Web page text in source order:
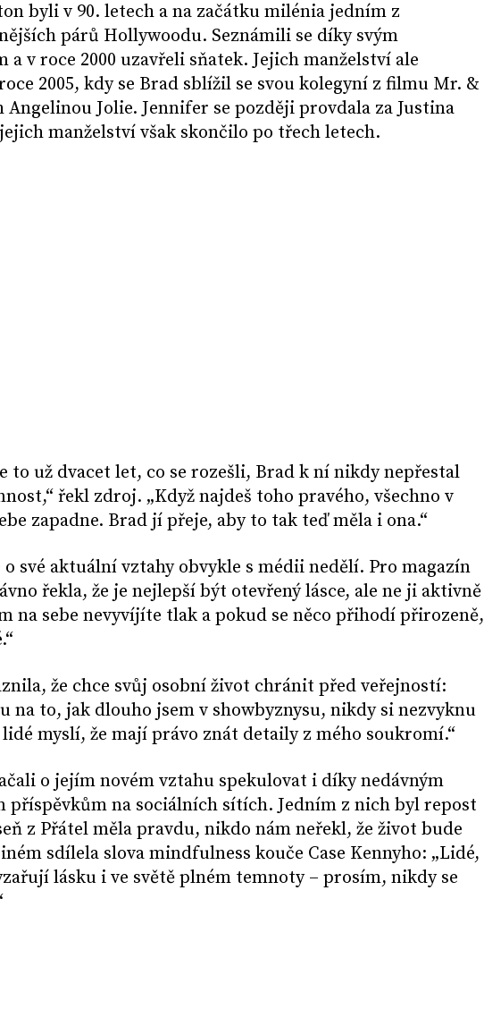
byli v 90. letech a na začátku milénia jedním z
párů Hollywoodu. Seznámili se díky svým
a v roce 2000 uzavřeli sňatek. Jejich manželství ale
2005, kdy se Brad sblížil se svou kolegyní z filmu Mr. &
Jolie. Jennifer se později provdala za Justina
manželství však skončilo po třech letech.
to už dvacet let, co se rozešli, Brad k ní nikdy nepřestal
řekl zdroj. „Když najdeš toho pravého, všechno v
zapadne. Brad jí přeje, aby to tak teď měla i ona.“
o své aktuální vztahy obvykle s médii nedělí. Pro magazín
řekla, že je nejlepší být otevřený lásce, ale ne ji aktivně
na sebe nevyvíjíte tlak a pokud se něco přihodí přirozeně,
že chce svůj osobní život chránit před veřejností:
na to, jak dlouho jsem v showbyznysu, nikdy si nezvyknu
myslí, že mají právo znát detaily z mého soukromí.“
o jejím novém vztahu spekulovat i díky nedávným
příspěvkům na sociálních sítích. Jedním z nich byl repost
z Přátel měla pravdu, nikdo nám neřekl, že život bude
sdílela slova mindfulness kouče Case Kennyho: „Lidé,
lásku i ve světě plném temnoty – prosím, nikdy se